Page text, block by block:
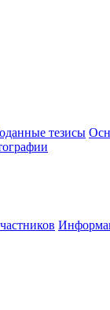
тезисы